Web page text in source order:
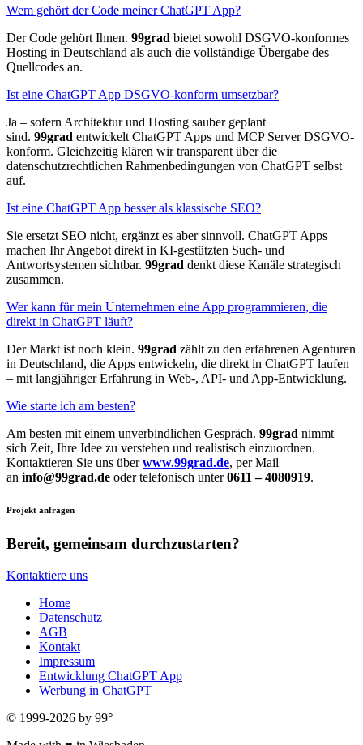
Wem gehört der Code meiner ChatGPT App?
Der Code gehört Ihnen. 99grad bietet sowohl DSGVO-konformes
Hosting in Deutschland als auch die vollständige Übergabe des
Quellcodes an.
Ist eine ChatGPT App DSGVO-konform umsetzbar?
Ja – sofern Architektur und Hosting sauber geplant
sind. 99grad entwickelt ChatGPT Apps und MCP Server DSGVO-
konform. Gleichzeitig klären wir transparent über die
datenschutzrechtlichen Rahmenbedingungen von ChatGPT selbst
auf.
Ist eine ChatGPT App besser als klassische SEO?
Sie ersetzt SEO nicht, ergänzt es aber sinnvoll. ChatGPT Apps
machen Ihr Angebot direkt in KI-gestützten Such- und
Antwortsystemen sichtbar. 99grad denkt diese Kanäle strategisch
zusammen.
Wer kann für mein Unternehmen eine App programmieren, die
direkt in ChatGPT läuft?
Der Markt ist noch klein. 99grad zählt zu den erfahrenen Agenturen
in Deutschland, die Apps entwickeln, die direkt in ChatGPT laufen
– mit langjähriger Erfahrung in Web-, API- und App-Entwicklung.
Wie starte ich am besten?
Am besten mit einem unverbindlichen Gespräch. 99grad nimmt
sich Zeit, Ihre Idee zu verstehen und realistisch einzuordnen.
Kontaktieren Sie uns überwww.99grad.de, per Mail
an info@99grad.de oder telefonisch unter0611 – 4080919.
Projekt anfragen
Bereit, gemeinsam durchzustarten?
Kontaktiere uns
Home
Datenschutz
AGB
Kontakt
Impressum
Entwicklung ChatGPT App
Werbung in ChatGPT
© 1999-2026 by 99°